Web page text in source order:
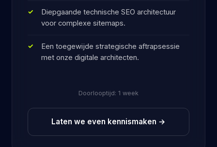
Diepgaande technische SEO architectuur
voor complexe sitemaps.
Een toegewijde strategische aftrapsessie
met onze digitale architecten.
Doorlooptijd: 1 week
Laten we even kennismaken →